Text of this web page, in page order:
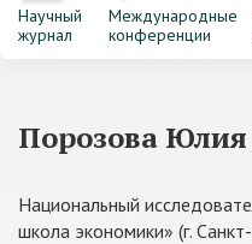
Научный
журнал
Международные
конференции
Порозова
Национальный
школа экономики» (г.